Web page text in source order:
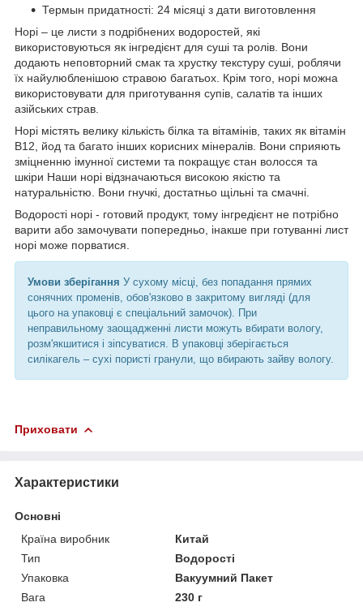
Термын придатності: 24 місяці з дати виготовлення
Норі – це листи з подрібнених водоростей, які
використовуються як інгредієнт для суші та ролів. Вони
додають неповторний смак та хрустку текстуру суші, роблячи
їх найулюбленішою стравою багатьох. Крім того, норі можна
використовувати для приготування супів, салатів та інших
азійських страв.
Норі містять велику кількість білка та вітамінів, таких як вітамін
В12, йод та багато інших корисних мінералів. Вони сприяють
зміцненню імунної системи та покращує стан волосся та
шкіри Наши норі відзначаються високою якістю та
натуральністю. Вони гнучкі, достатньо щільні та смачні.
Водорості норі - готовий продукт, тому інгредієнт не потрібно
варити або замочувати попередньо, інакше при готуванні лист
норі може порватися.
Умови зберігання У сухому місці, без попадання прямих
сонячних променів, обов'язково в закритому вигляді (для
цього на упаковці є спеціальний замочок). При
неправильному заощадженні листи можуть вбирати вологу,
розм'якшитися і зіпсуватися. В упаковці зберігається
силікагель – сухі пористі гранули, що вбирають зайву вологу.
Приховати
Характеристики
Основні
Країна виробник
Китай
Тип
Водорості
Упаковка
Вакуумний Пакет
Вага
230 г